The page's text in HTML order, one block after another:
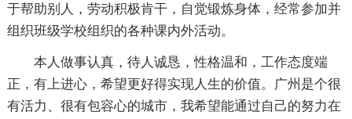
于帮助别人，劳动积极肯干，自觉锻炼身体，经常参加并
组织班级学校组织的各种课内外活动。
本人做事认真，待人诚恳，性格温和，工作态度端
正，有上进心，希望更好得实现人生的价值。广州是个很
有活力、很有包容心的城市，我希望能通过自己的努力在